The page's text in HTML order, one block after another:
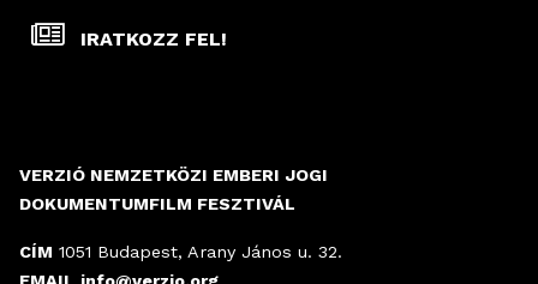
VERZIÓ NEMZETKÖZI EMBERI JOGI
DOKUMENTUMFILM FESZTIVÁL
CÍM 1051 Budapest, Arany János u. 32.
EMAIL
info@verzio.org
IRATKOZZ FEL!